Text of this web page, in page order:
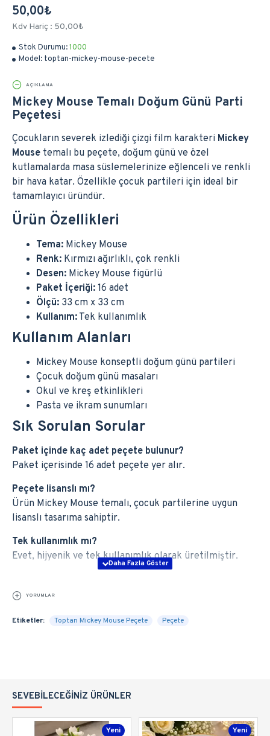
Stok Durumu:1000
Model: toptan-mickey-mouse-pecete
50,00₺
Kdv Hariç : 50,00₺
AÇIKLAMA
Mickey Mouse Temalı Doğum Günü Parti
Peçetesi
Çocukların severek izlediği çizgi film karakteri Mickey
Mouse temalı bu peçete, doğum günü ve özel
kutlamalarda masa süslemelerinize eğlenceli ve renkli
bir hava katar. Özellikle çocuk partileri için ideal bir
tamamlayıcı üründür.
Ürün Özellikleri
Tema: Mickey Mouse
Renk: Kırmızı ağırlıklı, çok renkli
Desen: Mickey Mouse figürlü
Paket İçeriği: 16 adet
Ölçü: 33 cm x 33 cm
Kullanım: Tek kullanımlık
Kullanım Alanları
Mickey Mouse konseptli doğum günü partileri
Çocuk doğum günü masaları
Okul ve kreş etkinlikleri
Pasta ve ikram sunumları
Sık Sorulan Sorular
Paket içinde kaç adet peçete bulunur?
Paket içerisinde 16 adet peçete yer alır.
Peçete lisanslı mı?
Ürün Mickey Mouse temalı, çocuk partilerine uygun
lisanslı tasarıma sahiptir.
Tek kullanımlık mı?
Evet, hijyenik ve tek kullanımlık olarak üretilmiştir.
YORUMLAR
Etiketler: Toptan Mickey Mouse Peçete Peçete
SEVEBILECEĞINIZ ÜRÜNLER
Yeni Yeni